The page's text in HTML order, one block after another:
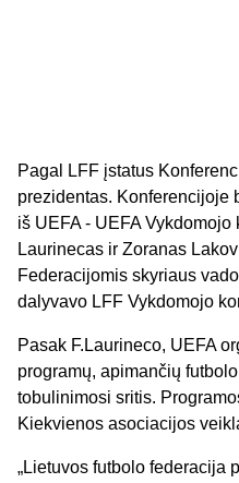
Pagal LFF įstatus
prezidentas. Konferencijoje
iš UEFA - UEFA
Laurinecas ir Zoranas
Federacijomis skyriaus
dalyvavo LFF Vykdomojo
Pasak F.Laurineco, UEFA
programų, apimančių
tobulinimosi sritis.
Kiekvienos asociacijos
„Lietuvos futbolo federacija